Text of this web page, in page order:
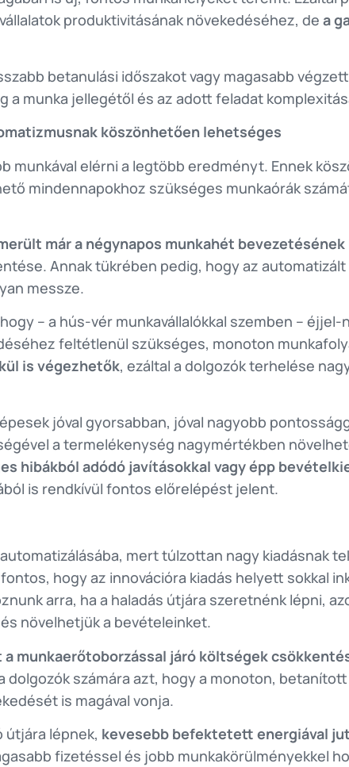
produktivitásának növekedéséhez, de a
betanulási időszakot vagy magasabb
a munka jellegétől és az adott feladat
köszönhetően lehetséges
munkával elérni a legtöbb eredményt. Ennek
mindennapokhoz szükséges munkaórák
már a négynapos munkahét
Annak tükrében pedig, hogy az
messze.
– a hús-vér munkavállalókkal szemben – éjjel-
feltétlenül szükséges, monoton
is végezhetők, ezáltal a dolgozók terhelése
jóval gyorsabban, jóval nagyobb
a termelékenység nagymértékben
hibákból adódó javításokkal vagy épp
is rendkívül fontos előrelépést jelent.
mert túlzottan nagy kiadásnak
hogy az innovációra kiadás helyett sokkal
arra, ha a haladás útjára szeretnénk lépni,
és növelhetjük a bevételeinket.
a munkaerőtoborzással járó költségek
dolgozók számára azt, hogy a monoton,
is magával vonja.
útjára lépnek, kevesebb befektetett energiával
fizetéssel és jobb munkakörülményekkel